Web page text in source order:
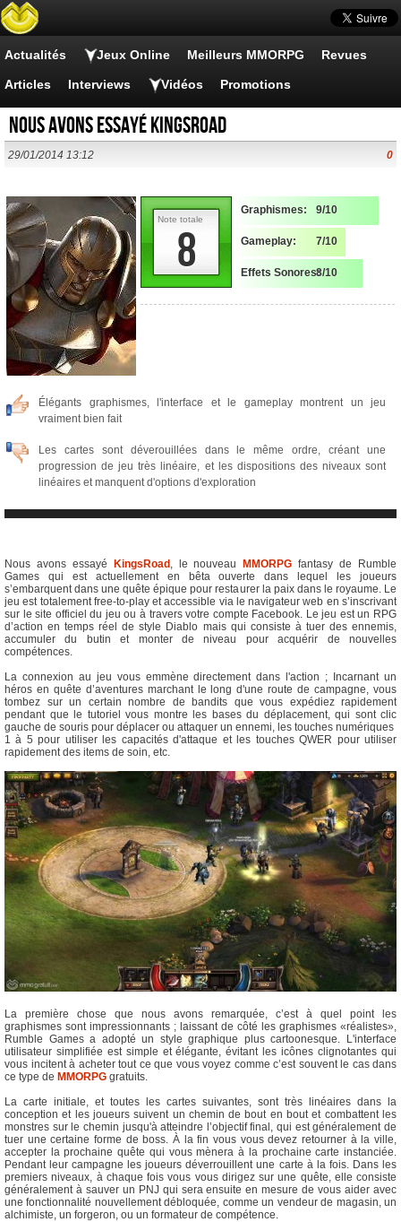
Actualités Jeux Online Meilleurs MMORPG Revues
Articles Interviews Vidéos Promotions
Nous avons essayé KingsRoad
29/01/2014 13:12 0
8
Note totale
Graphismes: 9/10
Gameplay: 7/10
Effets Sonores:8/10
Élégants graphismes, l'interface et le gameplay montrent un jeu
vraiment bien fait
Les cartes sont déverouillées dans le même ordre, créant une
progression de jeu très linéaire, et les dispositions des niveaux sont
linéaires et manquent d'options d'exploration
Nous avons essayé KingsRoad , le nouveau MMORPG fantasy de Rumble
Games qui est actuellement en bêta ouverte dans lequel les joueurs
s’embarquent dans une quête épique pour restaurer la paix dans le royaume. Le
jeu est totalement free-to-play et accessible via le navigateur web en s’inscrivant
sur le site officiel du jeu ou à travers votre compte Facebook. Le jeu est un RPG
d’action en temps réel de style Diablo mais qui consiste à tuer des ennemis,
accumuler du butin et monter de niveau pour acquérir de nouvelles
compétences.
La connexion au jeu vous emmène directement dans l'action ; Incarnant un
héros en quête d’aventures marchant le long d'une route de campagne, vous
tombez sur un certain nombre de bandits que vous expédiez rapidement
pendant que le tutoriel vous montre les bases du déplacement, qui sont clic
gauche de souris pour déplacer ou attaquer un ennemi, les touches numériques
1 à 5 pour utiliser les capacités d'attaque et les touches QWER pour utiliser
rapidement des items de soin, etc.
La première chose que nous avons remarquée, c’est à quel point les
graphismes sont impressionnants ; laissant de côté les graphismes «réalistes»,
Rumble Games a adopté un style graphique plus cartoonesque. L'interface
utilisateur simplifiée est simple et élégante, évitant les icônes clignotantes qui
vous incitent à acheter tout ce que vous voyez comme c’est souvent le cas dans
ce type de MMORPG gratuits.
La carte initiale, et toutes les cartes suivantes, sont très linéaires dans la
conception et les joueurs suivent un chemin de bout en bout et combattent les
monstres sur le chemin jusqu'à atteindre l’objectif final, qui est généralement de
tuer une certaine forme de boss. À la fin vous vous devez retourner à la ville,
accepter la prochaine quête qui vous mènera à la prochaine carte instanciée.
Pendant leur campagne les joueurs déverrouillent une carte à la fois. Dans les
premiers niveaux, à chaque fois vous vous dirigez sur une quête, elle consiste
généralement à sauver un PNJ qui sera ensuite en mesure de vous aider avec
une fonctionnalité nouvellement débloquée, comme un vendeur de magasin, un
alchimiste, un forgeron, ou un formateur de compétence.